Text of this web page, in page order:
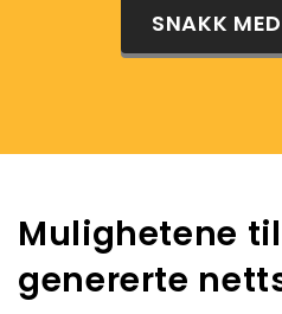
SNAKK
Mulighetene
genererte